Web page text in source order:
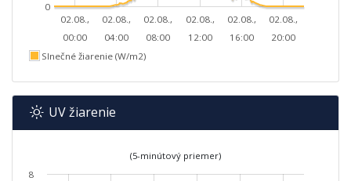
02.08.,
00:00
02.08.,
04:00
02.08.,
08:00
02.08.,
12:00
02.08.,
16:00
02.08.,
20:00
0
Slnečné žiarenie (W/m2)
UV žiarenie
(5-minútový priemer)
8